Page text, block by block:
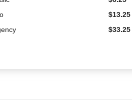
$13.25
$33.25